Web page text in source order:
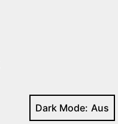
Dark Mode: